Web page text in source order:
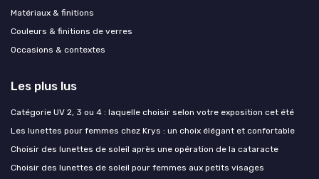
Matériaux & finitions
Couleurs & finitions de verres
Occasions & contextes
Les plus lus
Catégorie UV 2, 3 ou 4 : laquelle choisir selon votre exposition cet été
Les lunettes pour femmes chez Krys : un choix élégant et confortable
Choisir des lunettes de soleil après une opération de la cataracte
Choisir des lunettes de soleil pour femmes aux petits visages